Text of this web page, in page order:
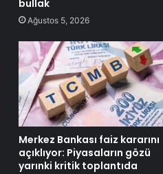
bullak
Ağustos 5, 2026
Merkez Bankası faiz kararını
açıklıyor: Piyasaların gözü
yarınki kritik toplantıda